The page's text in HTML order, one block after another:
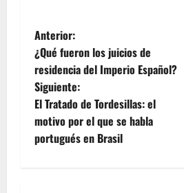
N
a
v
e
g
Anterior:
¿Qué fueron los juicios de
residencia del Imperio Español?
Siguiente:
El Tratado de Tordesillas: el
motivo por el que se habla
portugués en Brasil